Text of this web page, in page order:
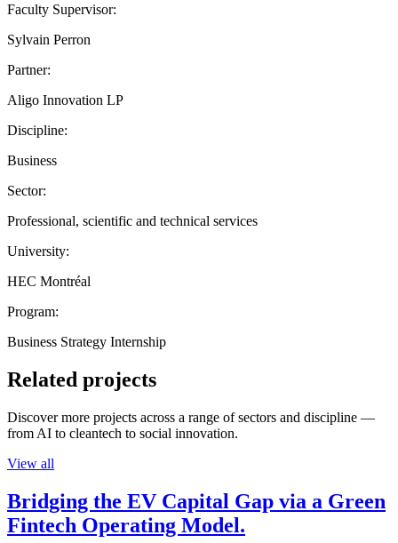
Faculty Supervisor:
Sylvain Perron
Partner:
Aligo Innovation LP
Discipline:
Business
Sector:
Professional, scientific and technical services
University:
HEC Montréal
Program:
Business Strategy Internship
Related projects
Discover more projects across a range of sectors and discipline —
from AI to cleantech to social innovation.
View all
Bridging the EV Capital Gap via a Green
Fintech Operating Model.